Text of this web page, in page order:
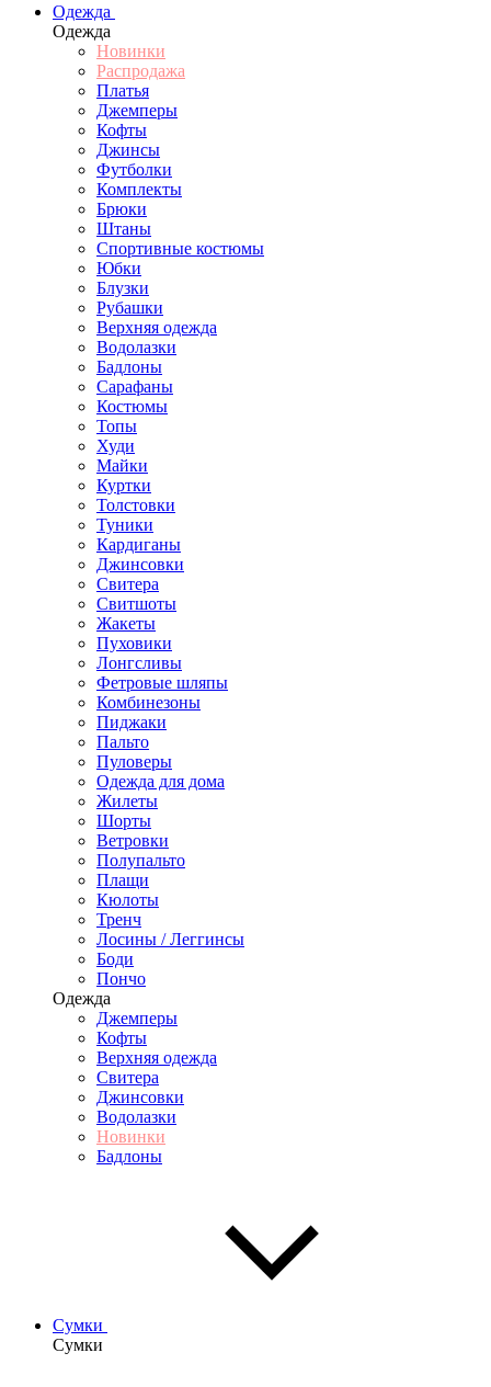
Одежда
Одежда
Новинки
Распродажа
Платья
Джемперы
Кофты
Джинсы
Футболки
Комплекты
Брюки
Штаны
Спортивные костюмы
Юбки
Блузки
Рубашки
Верхняя одежда
Водолазки
Бадлоны
Сарафаны
Костюмы
Топы
Худи
Майки
Куртки
Толстовки
Туники
Кардиганы
Джинсовки
Свитера
Свитшоты
Жакеты
Пуховики
Лонгсливы
Фетровые шляпы
Комбинезоны
Пиджаки
Пальто
Пуловеры
Одежда для дома
Жилеты
Шорты
Ветровки
Полупальто
Плащи
Кюлоты
Тренч
Лосины / Леггинсы
Боди
Пончо
Одежда
Джемперы
Кофты
Верхняя одежда
Свитера
Джинсовки
Водолазки
Новинки
Бадлоны
Сумки
Сумки